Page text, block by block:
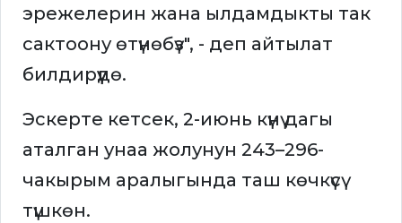
эрежелерин жана ылдамдыкты так
сактоону өтүнөбүз", - деп айтылат
билдирүүдө.
Эскерте кетсек, 2-июнь күнү дагы
аталган унаа жолунун 243–296-
чакырым аралыгында таш көчкүсү
түшкөн.